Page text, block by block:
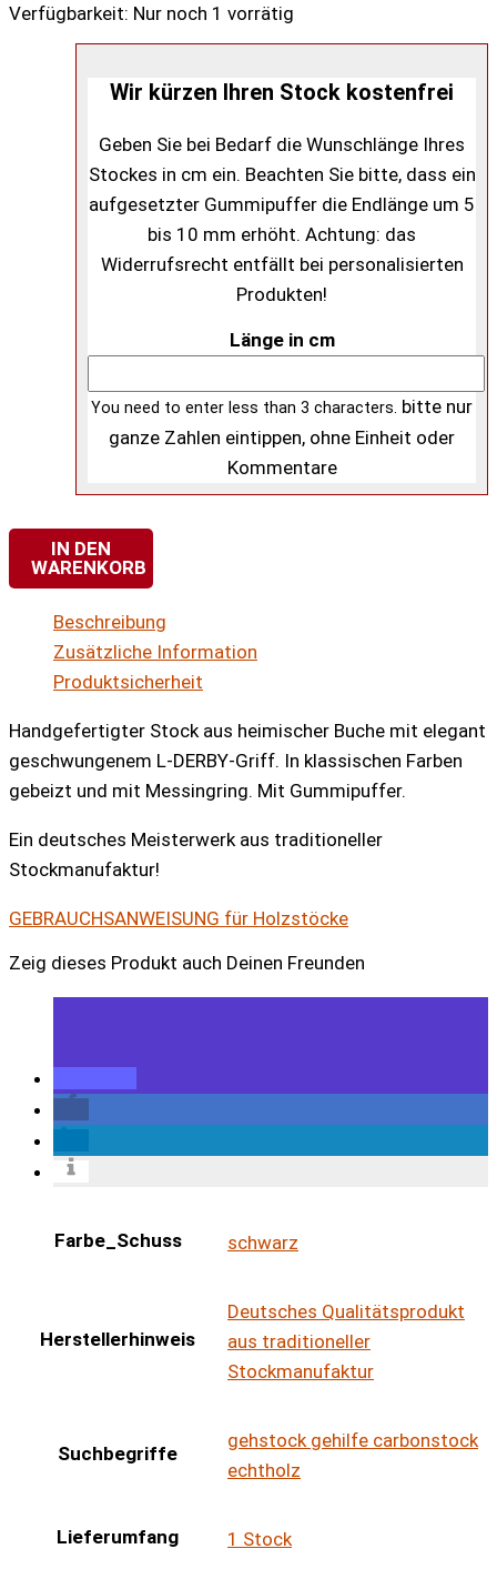
Verfügbarkeit: Nur noch 1 vorrätig
Wir kürzen Ihren Stock kostenfrei
Geben Sie bei Bedarf die Wunschlänge Ihres
Stockes in cm ein. Beachten Sie bitte, dass ein
aufgesetzter Gummipuffer die Endlänge um 5
bis 10 mm erhöht. Achtung: das
Widerrufsrecht entfällt bei personalisierten
Produkten!
Länge in cm
You need to enter less than 3 characters. bitte nur
ganze Zahlen eintippen, ohne Einheit oder
Kommentare
IN DEN
WARENKORB
Beschreibung
Zusätzliche Information
Produktsicherheit
Handgefertigter Stock aus heimischer Buche mit elegant
geschwungenem L-DERBY-Griff. In klassischen Farben
gebeizt und mit Messingring. Mit Gummipuffer.
Ein deutsches Meisterwerk aus traditioneller
Stockmanufaktur!
GEBRAUCHSANWEISUNG für Holzstöcke
Zeig dieses Produkt auch Deinen Freunden
Farbe_Schuss schwarz
Herstellerhinweis
Deutsches Qualitätsprodukt
aus traditioneller
Stockmanufaktur
Suchbegriffe
gehstock gehilfe carbonstock
echtholz
Lieferumfang 1 Stock